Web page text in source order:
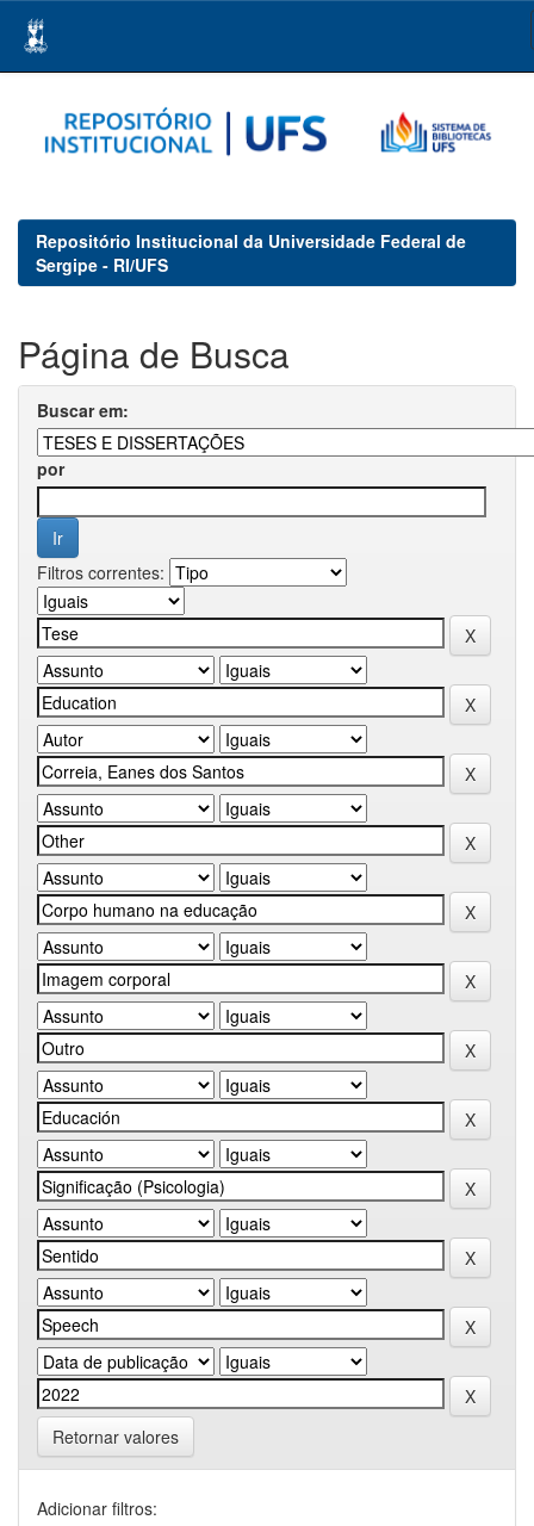
navigation
Repositório Institucional da Universidade Federal de
Sergipe - RI/UFS
Página de Busca
Buscar em:
por
Filtros correntes:
Retornar valores
Adicionar filtros: